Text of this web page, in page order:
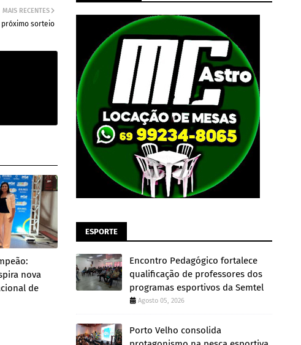
MAIS RECENTES
próximo sorteio
nova
de
ESPORTE
Encontro Pedagógico fortalece
qualificação de professores dos
programas esportivos da Semtel
Agosto 05, 2026
Porto Velho consolida